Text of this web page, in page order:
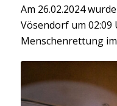
Am 26.02.2024
Vösendorf um 02:09
Menschenrettung